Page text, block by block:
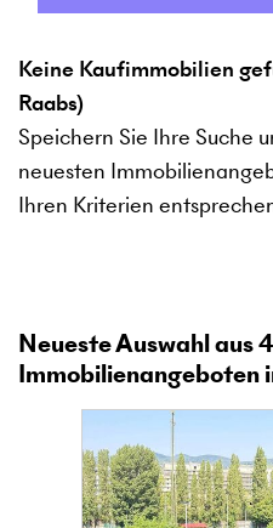
Keine Kaufimmobilien
Raabs)
Speichern Sie Ihre Suche
neuesten
Ihren Kriterien
Neueste Auswahl aus
Immobilienangeboten